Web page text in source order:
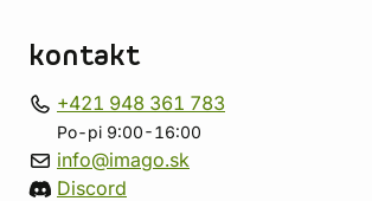
kontakt
+421 948 361 783
Po-pi 9:00-16:00
info@imago.sk
Discord